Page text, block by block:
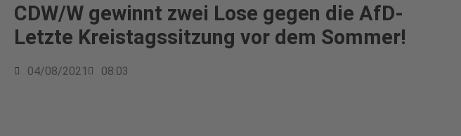
CDW/W gewinnt zwei Lose gegen die AfD-
Letzte Kreistagssitzung vor dem Sommer!
04/08/2021 08:03